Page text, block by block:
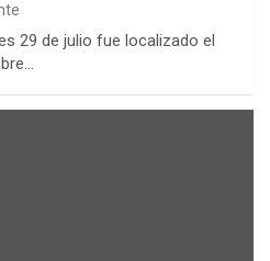
29 de julio fue localizado el